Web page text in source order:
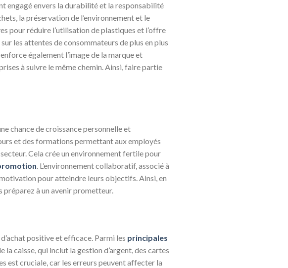
engagé envers la durabilité et la responsabilité
la préservation de l’environnement et le
pour réduire l’utilisation de plastiques et l’offre
les attentes de consommateurs de plus en plus
également l’image de la marque et
à suivre le même chemin. Ainsi, faire partie
chance de croissance personnelle et
et des formations permettant aux employés
Cela crée un environnement fertile pour
. L’environnement collaboratif, associé à
pour atteindre leurs objectifs. Ainsi, en
préparez à un avenir prometteur.
positive et efficace. Parmi les principales
caisse, qui inclut la gestion d’argent, des cartes
est cruciale, car les erreurs peuvent affecter la